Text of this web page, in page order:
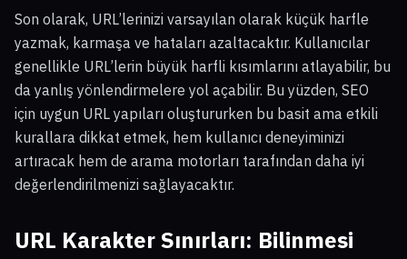
Son olarak, URL’lerinizi varsayılan olarak küçük harfle
yazmak, karmaşa ve hataları azaltacaktır. Kullanıcılar
genellikle URL’lerin büyük harfli kısımlarını atlayabilir, bu
da yanlış yönlendirmelere yol açabilir. Bu yüzden, SEO
için uygun URL yapıları oluştururken bu basit ama etkili
kurallara dikkat etmek, hem kullanıcı deneyiminizi
artıracak hem de arama motorları tarafından daha iyi
değerlendirilmenizi sağlayacaktır.
URL Karakter Sınırları: Bilinmesi